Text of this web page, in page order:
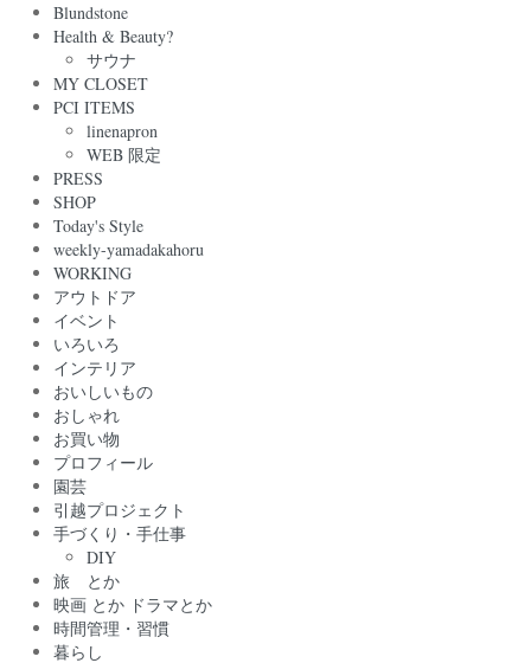
Blundstone
Health & Beauty?
サウナ
MY CLOSET
PCI ITEMS
linenapron
WEB 限定
PRESS
SHOP
Today's Style
weekly-yamadakahoru
WORKING
アウトドア
イベント
いろいろ
インテリア
おいしいもの
おしゃれ
お買い物
プロフィール
園芸
引越プロジェクト
手づくり・手仕事
DIY
旅 とか
映画 とか ドラマとか
時間管理・習慣
暮らし